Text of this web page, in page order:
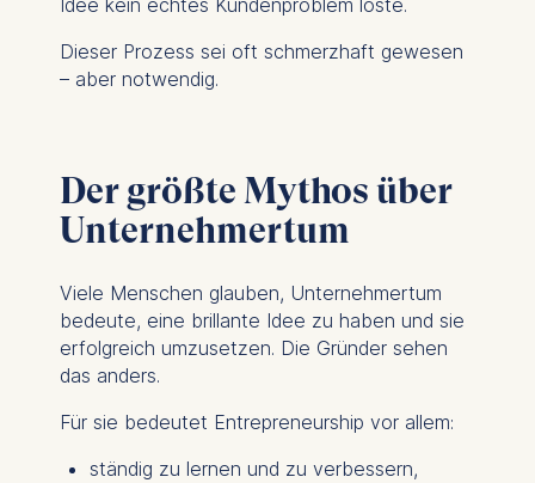
Idee kein echtes Kundenproblem löste.
Dieser Prozess sei oft schmerzhaft gewesen
– aber notwendig.
Der größte Mythos über
Unternehmertum
Viele Menschen glauben, Unternehmertum
bedeute, eine brillante Idee zu haben und sie
erfolgreich umzusetzen. Die Gründer sehen
das anders.
Für sie bedeutet Entrepreneurship vor allem:
ständig zu lernen und zu verbessern,